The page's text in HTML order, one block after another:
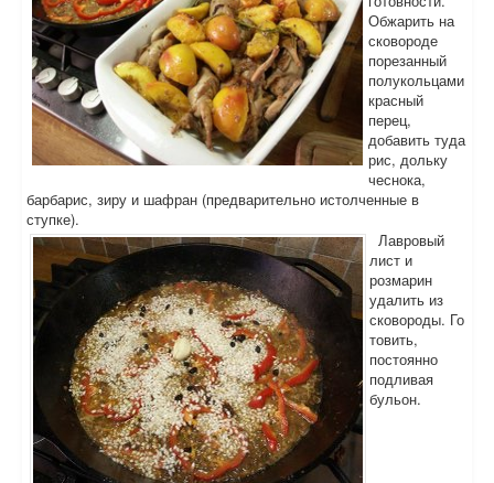
Обжарить на
сковороде
порезанный
полукольцами
красный
перец,
добавить туда
рис, дольку
чеснока,
барбарис, зиру и шафран (предварительно истолченные в
ступке).
Лавровый
лист и
розмарин
удалить из
сковороды. Го
товить,
постоянно
подливая
бульон.